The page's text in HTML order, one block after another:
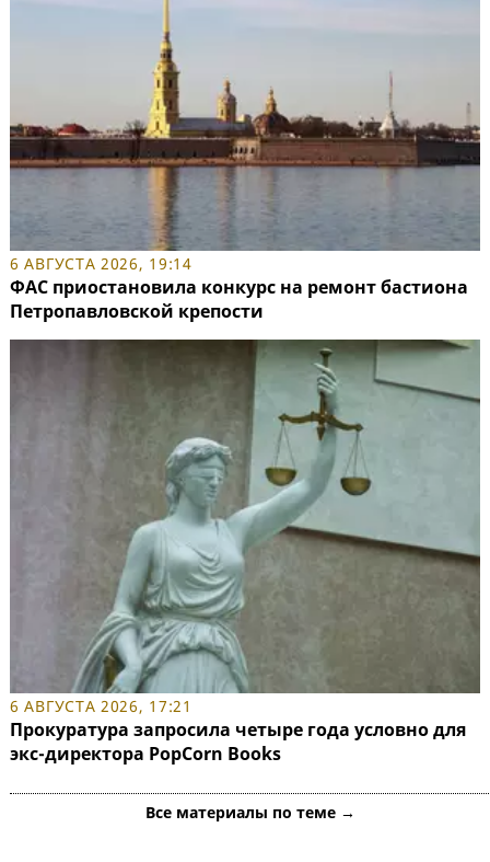
6 АВГУСТА 2026, 19:14
ФАС приостановила конкурс на ремонт бастиона
Петропавловской крепости
6 АВГУСТА 2026, 17:21
Прокуратура запросила четыре года условно для
экс-директора PopCorn Books
Все материалы по теме →